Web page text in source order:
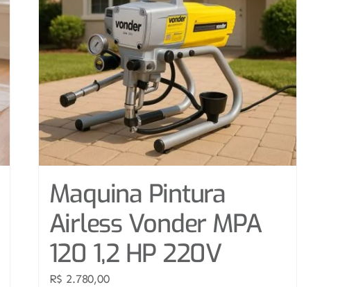
Maquina Pintura
Airless Vonder MPA
120 1,2 HP 220V
R$ 2.780,00